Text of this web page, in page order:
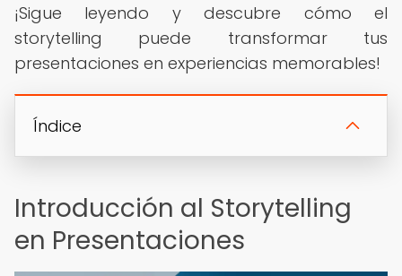
¡Sigue leyendo y descubre cómo el
storytelling puede transformar tus
presentaciones en experiencias memorables!
Índice
Introducción al Storytelling
en Presentaciones